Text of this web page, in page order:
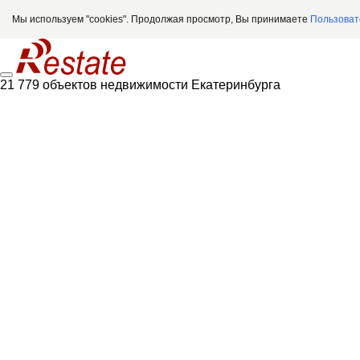
Мы используем "cookies". Продолжая просмотр, Вы принимаете
21 779 объектов недвижимости Екатеринбурга